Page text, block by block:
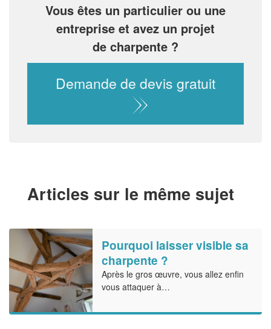
Vous êtes un particulier ou une
entreprise et avez un projet
de charpente ?
Demande de devis gratuit
Articles sur le même sujet
Pourquoi laisser visible sa
charpente ?
Après le gros œuvre, vous allez enfin
vous attaquer à…